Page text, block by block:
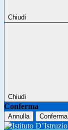
Chiudi
Chiudi
Conferma
Annulla Conferma